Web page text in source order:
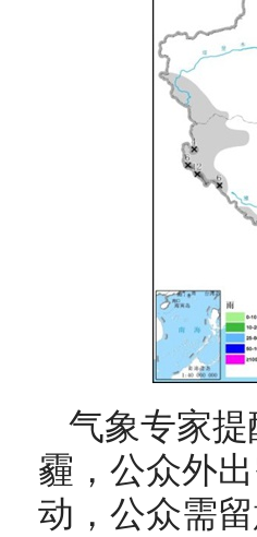
气象专家
霾，公众外
动，公众需